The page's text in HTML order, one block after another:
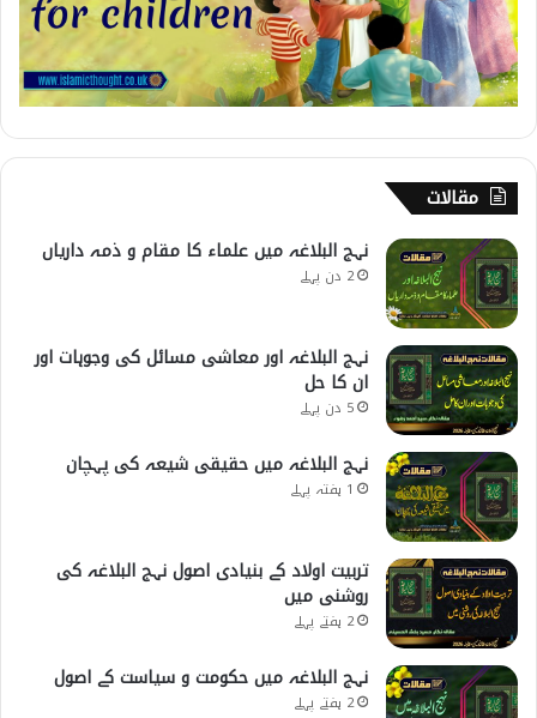
مقالات
نہج البلاغہ میں علماء کا مقام و ذمہ داریاں
2 دن پہلے
نہج البلاغہ اور معاشی مسائل کی وجوہات اور
ان کا حل
5 دن پہلے
نہج البلاغہ میں حقیقی شیعہ کی پہچان
1 ہفتہ پہلے
تربیت اولاد کے بنیادی اصول نہج البلاغہ کی
روشنی میں
2 ہفتے پہلے
نہج البلاغہ میں حکومت و سیاست کے اصول
2 ہفتے پہلے